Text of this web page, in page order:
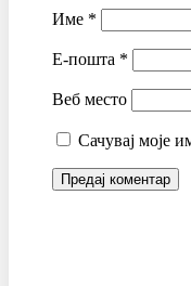
Име *
Е-пошта *
Веб место
Сачувај моје